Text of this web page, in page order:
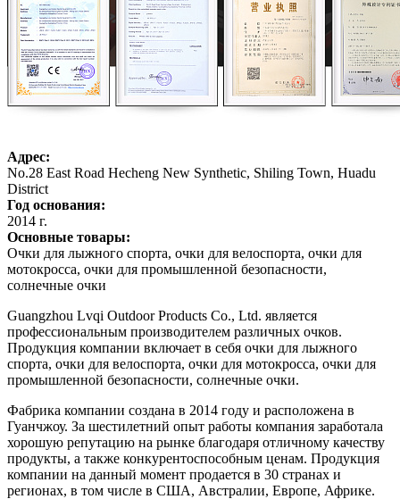
Адрес:
No.28 East Road Hecheng New Synthetic, Shiling Town, Huadu
District
Год основания:
2014 г.
Основные товары:
Очки для лыжного спорта, очки для велоспорта, очки для
мотокросса, очки для промышленной безопасности,
солнечные очки
Guangzhou Lvqi Outdoor Products Co., Ltd. является
профессиональным производителем различных очков.
Продукция компании включает в себя очки для лыжного
спорта, очки для велоспорта, очки для мотокросса, очки для
промышленной безопасности, солнечные очки.
Фабрика компании создана в 2014 году и расположена в
Гуанчжоу. За шестилетний опыт работы компания заработала
хорошую репутацию на рынке благодаря отличному качеству
продукты, а также конкурентоспособным ценам. Продукция
компании на данный момент продается в 30 странах и
регионах, в том числе в США, Австралии, Европе, Африке.